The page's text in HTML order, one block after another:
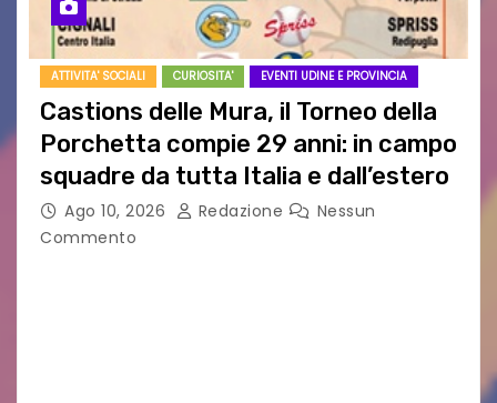
ATTIVITA' SOCIALI CURIOSITA' EVENTI UDINE E PROVINCIA
Castions delle Mura, il Torneo della
Porchetta compie 29 anni: in campo
squadre da tutta Italia e dall’estero
Ago 10, 2026 Redazione
Nessun
Commento